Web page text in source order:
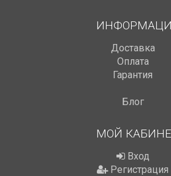
Доставка
Оплата
Гарантия
Блог
МОЙ
Вход
Регистрация